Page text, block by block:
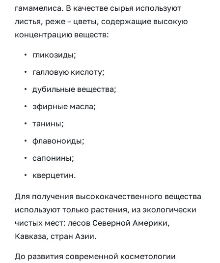
гамамелиса. В качестве сырья используют
листья, реже – цветы, содержащие высокую
концентрацию веществ:
гликозиды;
галловую кислоту;
дубильные вещества;
эфирные масла;
танины;
флавоноиды;
сапонины;
кверцетин.
Для получения высококачественного вещества
используют только растения, из экологически
чистых мест: лесов Северной Америки,
Кавказа, стран Азии.
До развития современной косметологии